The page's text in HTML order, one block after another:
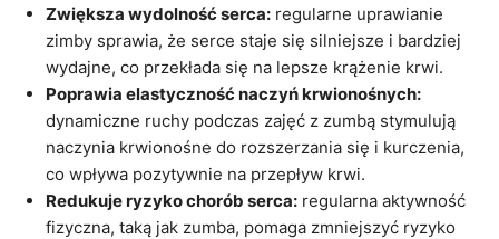
Zwiększa wydolność serca: regularne uprawianie
zimby sprawia, że serce staje się silniejsze i bardziej
wydajne, co przekłada się na lepsze krążenie krwi.
Poprawia elastyczność naczyń krwionośnych:
dynamiczne ruchy podczas zajęć z zumbą stymulują
naczynia krwionośne do rozszerzania się i kurczenia,
co wpływa pozytywnie na przepływ krwi.
Redukuje ryzyko chorób serca: regularna aktywność
fizyczna, taką jak zumba, pomaga zmniejszyć ryzyko